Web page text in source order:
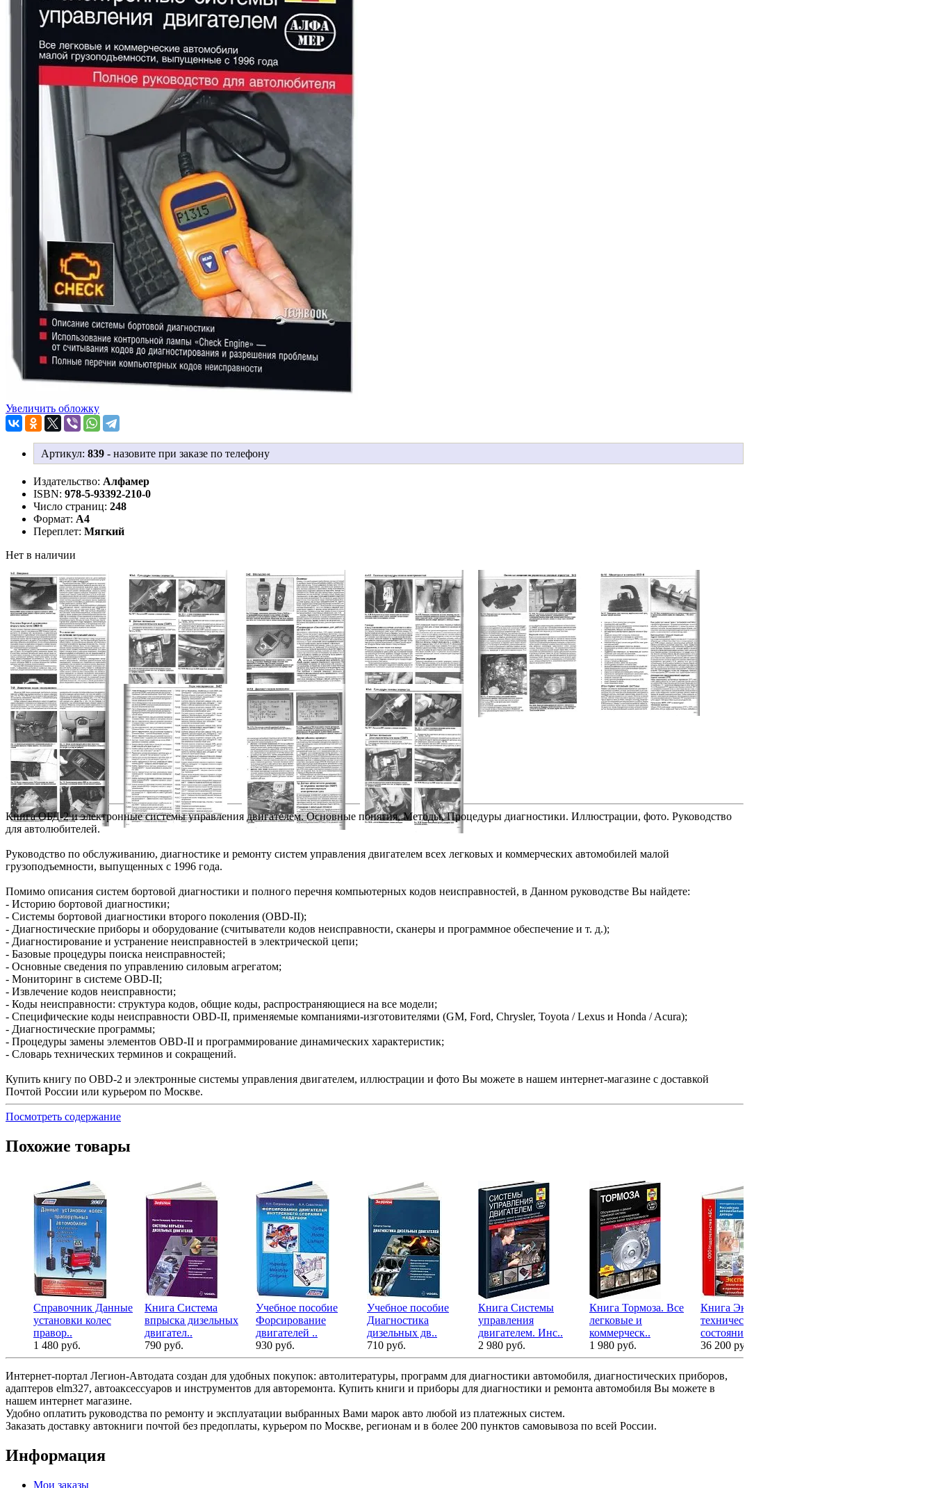
Увеличить обложку
Артикул: 839 - назовите при заказе по телефону
Издательство: Алфамер
ISBN: 978-5-93392-210-0
Число страниц: 248
Формат: А4
Переплет: Мягкий
Нет в наличии
Книга ОБД-2 и электронные системы управления двигателем. Основные понятия, Методы, Процедуры диагностики. Иллюстрации, фото. Руководство
для автолюбителей.
Руководство по обслуживанию, диагностике и ремонту систем управления двигателем всех легковых и коммерческих автомобилей малой
грузоподъемности, выпущенных с 1996 года.
Помимо описания систем бортовой диагностики и полного перечня компьютерных кодов неисправностей, в Данном руководстве Вы найдете:
- Историю бортовой диагностики;
- Системы бортовой диагностики второго поколения (OBD-II);
- Диагностические приборы и оборудование (считыватели кодов неисправности, сканеры и программное обеспечение и т. д.);
- Диагностирование и устранение неисправностей в электрической цепи;
- Базовые процедуры поиска неисправностей;
- Основные сведения по управлению силовым агрегатом;
- Мониторинг в системе OBD-II;
- Извлечение кодов неисправности;
- Коды неисправности: структура кодов, общие коды, распространяющиеся на все модели;
- Специфические коды неисправности OBD-II, применяемые компаниями-изготовителями (GM, Ford, Chrysler, Toyota / Lexus и Honda / Acura);
- Диагностические программы;
- Процедуры замены элементов OBD-II и программирование динамических характеристик;
- Словарь технических терминов и сокращений.
Купить книгу по OBD-2 и электронные системы управления двигателем, иллюстрации и фото Вы можете в нашем интернет-магазине с доставкой
Почтой России или курьером по Москве.
Посмотреть содержание
Похожие товары
Справочник Данные
установки колес
правор..
1 480 руб.
Книга Система
впрыска дизельных
двигател..
790 руб.
Учебное пособие
Форсирование
двигателей ..
930 руб.
Учебное пособие
Диагностика
дизельных дв..
710 руб.
Книга Системы
управления
двигателем. Инс..
2 980 руб.
Книга Тормоза. Все
легковые и
коммерческ..
1 980 руб.
Книга Экспертиза
технического
состояния ..
36 200 руб.
Интернет-портал Легион-Автодата создан для удобных покупок: автолитературы, программ для диагностики автомобиля, диагностических приборов,
адаптеров elm327, автоаксессуаров и инструментов для авторемонта. Купить книги и приборы для диагностики и ремонта автомобиля Вы можете в
нашем интернет магазине.
Удобно оплатить руководства по ремонту и эксплуатации выбранных Вами марок авто любой из платежных систем.
Заказать доставку автокниги почтой без предоплаты, курьером по Москве, регионам и в более 200 пунктов самовывоза по всей России.
Информация
Мои заказы